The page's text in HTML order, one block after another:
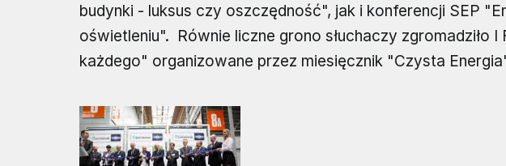
budynki - luksus czy oszczędność", jak i konferencji SEP
oświetleniu". Równie liczne grono słuchaczy zgromadziło
każdego" organizowane przez miesięcznik "Czysta